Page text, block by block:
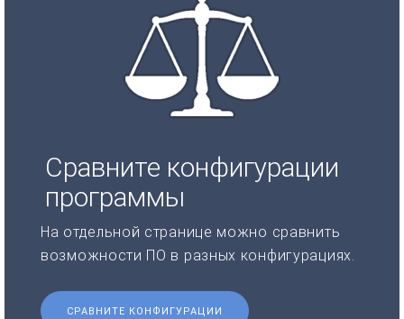
Сравните конфигурации
программы
На отдельной странице можно сравнить
возможности ПО в разных конфигурациях.
СРАВНИТЕ КОНФИГУРАЦИИ